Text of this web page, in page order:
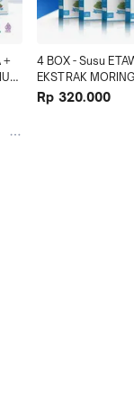
+
4 BOX - Susu
EKSTRAK
Solusi Nafas
Rp 320.000